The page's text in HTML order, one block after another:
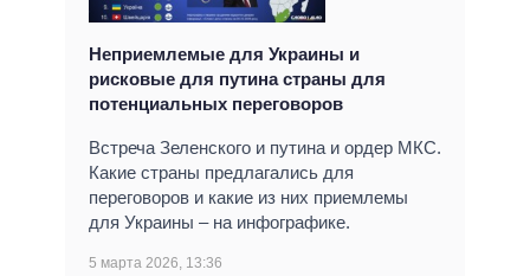
Неприемлемые для Украины и
рисковые для путина страны для
потенциальных переговоров
Встреча Зеленского и путина и ордер МКС.
Какие страны предлагались для
переговоров и какие из них приемлемы
для Украины – на инфографике.
5 марта 2026, 13:36